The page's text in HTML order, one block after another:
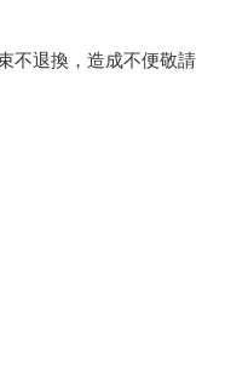
不退換，造成不便敬請